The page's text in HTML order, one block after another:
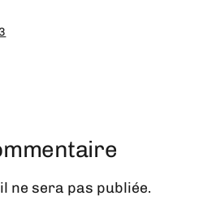
ne sera pas publiée.